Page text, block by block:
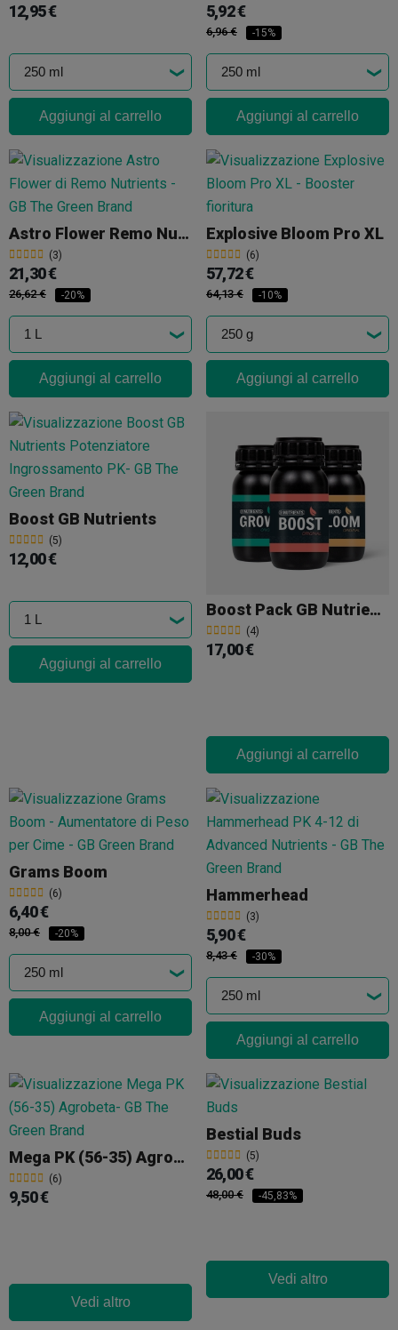
12,95 €
Aggiungi al carrello
5,92 €
6,96 € -15%
Aggiungi al carrello
Astro Flower Remo Nutrients
(3)
21,30 €
26,62 € -20%
Aggiungi al carrello
Explosive Bloom Pro XL
(6)
57,72 €
64,13 € -10%
Aggiungi al carrello
Boost GB Nutrients
(5)
12,00 €
Aggiungi al carrello
Boost Pack GB Nutrients
(4)
17,00 €
Aggiungi al carrello
Grams Boom
(6)
6,40 €
8,00 € -20%
Aggiungi al carrello
Hammerhead
(3)
5,90 €
8,43 € -30%
Aggiungi al carrello
Mega PK (56-35) Agrobeta
(6)
9,50 €
Vedi altro
Bestial Buds
(5)
26,00 €
48,00 € -45,83%
Vedi altro